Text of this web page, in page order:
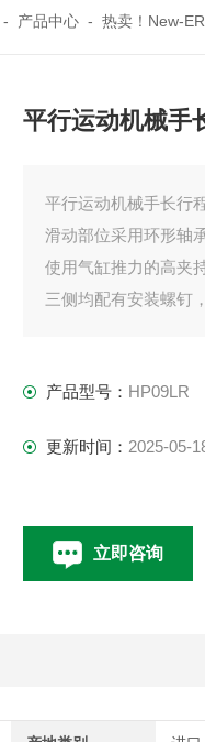
- 产品中心 -热卖！New-
平行运动机械手
平行运动机械手长行
滑动部位采用环形轴
使用气缸推力的高夹
三侧均配有安装螺钉
产品型号： HP09LR
更新时间： 2025-05-
立即咨询